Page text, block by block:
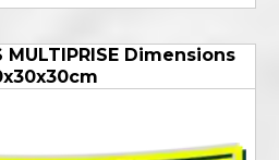
MULTIPRISE Dimensions